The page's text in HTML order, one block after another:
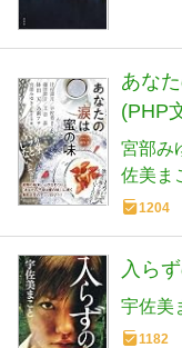
あな
(PHP
宮部み
佐美ま
1204
入ら
宇佐美
1182